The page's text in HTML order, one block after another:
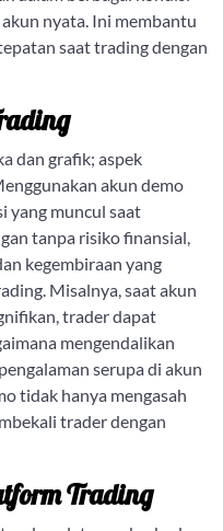
nyata. Ini membantu
saat trading dengan
dan grafik; aspek
akun demo
yang muncul saat
tanpa risiko finansial,
kegembiraan yang
Misalnya, saat akun
trader dapat
mengendalikan
serupa di akun
tidak hanya mengasah
trader dengan
Trading